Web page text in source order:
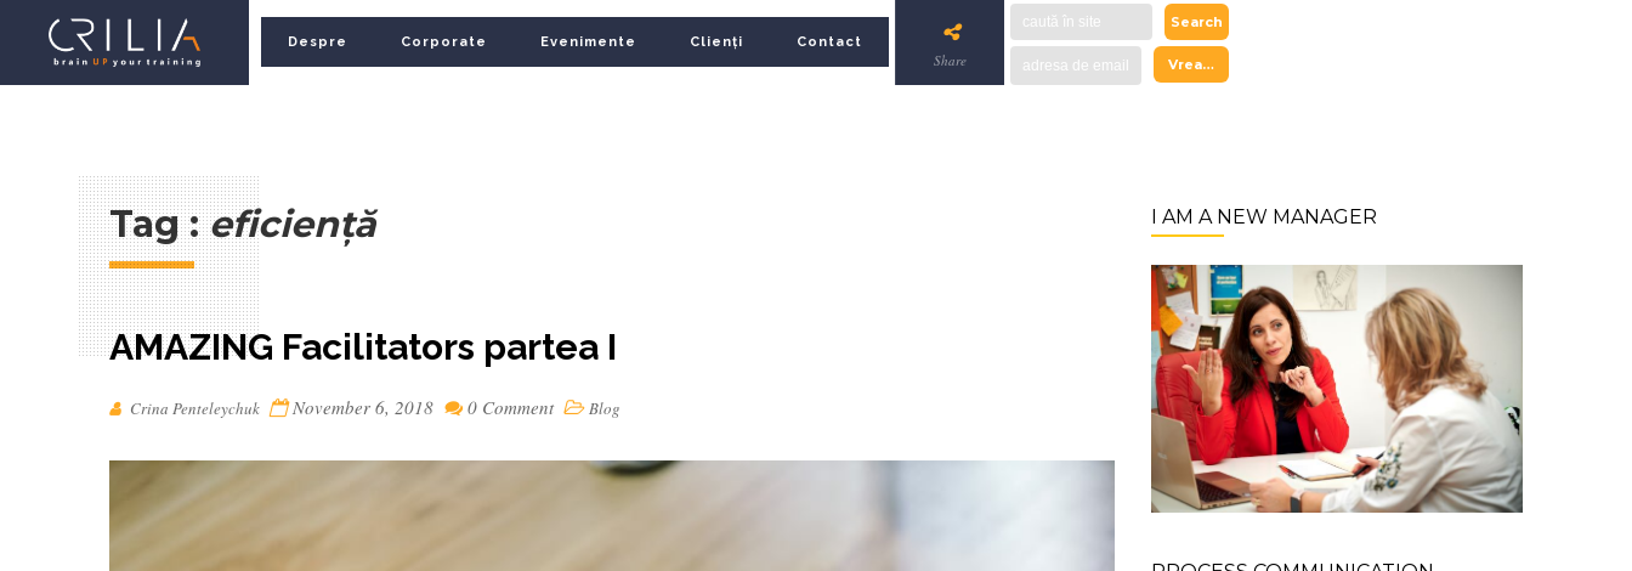
Despre Corporate Evenimente Clienți Contact
Share
Tag :eficiență
AMAZING Facilitators partea I
Crina Penteleychuk November 6, 2018 0 Comment Blog
I AM A NEW MANAGER